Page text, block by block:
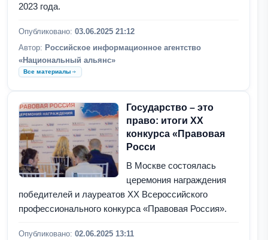
2023 года.
Опубликовано: 03.06.2025 21:12
Автор: Российское информационное агентство
«Национальный альянс»
Все материалы
Государство – это
право: итоги ХХ
конкурса «Правовая
Росси
В Москве состоялась
церемония награждения
победителей и лауреатов ХХ Всероссийского
профессионального конкурса «Правовая Россия».
Опубликовано: 02.06.2025 13:11